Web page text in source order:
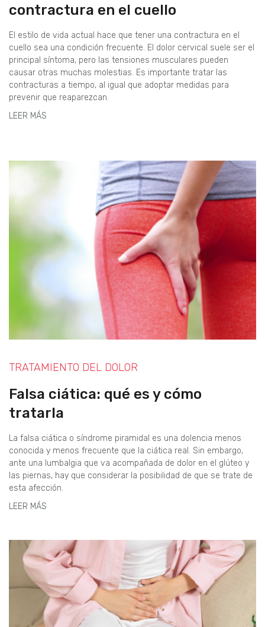
contractura en el cuello
El estilo de vida actual hace que tener una contractura en el
cuello sea una condición frecuente. El dolor cervical suele ser el
principal síntoma, pero las tensiones musculares pueden
causar otras muchas molestias. Es importante tratar las
contracturas a tiempo, al igual que adoptar medidas para
prevenir que reaparezcan.
LEER MÁS
TRATAMIENTO DEL DOLOR
Falsa ciática: qué es y cómo
tratarla
La falsa ciática o síndrome piramidal es una dolencia menos
conocida y menos frecuente que la ciática real. Sin embargo,
ante una lumbalgia que va acompañada de dolor en el glúteo y
las piernas, hay que considerar la posibilidad de que se trate de
esta afección.
LEER MÁS